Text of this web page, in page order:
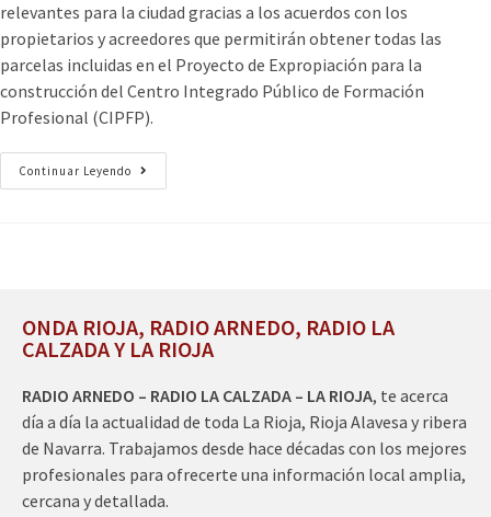
relevantes para la ciudad gracias a los acuerdos con los
propietarios y acreedores que permitirán obtener todas las
parcelas incluidas en el Proyecto de Expropiación para la
construcción del Centro Integrado Público de Formación
Profesional (CIPFP).
Continuar Leyendo
ONDA RIOJA, RADIO ARNEDO, RADIO LA
CALZADA Y LA RIOJA
RADIO ARNEDO – RADIO LA CALZADA – LA RIOJA, te acerca
día a día la actualidad de toda La Rioja, Rioja Alavesa y ribera
de Navarra. Trabajamos desde hace décadas con los mejores
profesionales para ofrecerte una información local amplia,
cercana y detallada.